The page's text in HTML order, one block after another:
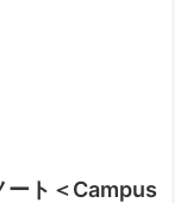
ート＜Campus